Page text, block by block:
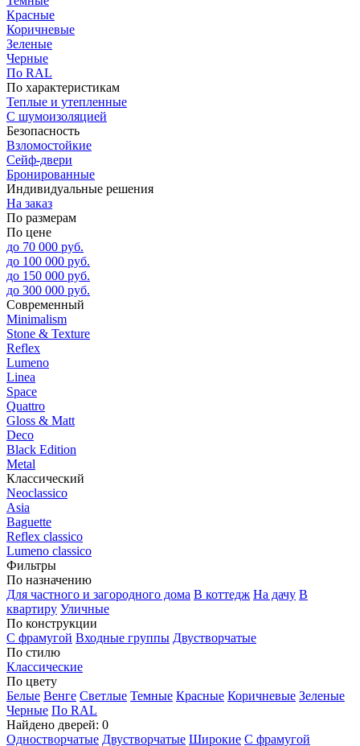
Красные
Коричневые
Зеленые
Черные
По RAL
По характеристикам
Теплые и утепленные
С шумоизоляцией
Безопасность
Взломостойкие
Сейф-двери
Бронированные
Индивидуальные решения
На заказ
По размерам
По цене
до 70 000 руб.
до 100 000 руб.
до 150 000 руб.
до 300 000 руб.
Современный
Minimalism
Stone & Texture
Reflex
Lumeno
Linea
Space
Quattro
Gloss & Matt
Deco
Black Edition
Metal
Классический
Neoclassico
Asia
Baguette
Reflex classico
Lumeno classico
Фильтры
По назначению
Для частного и загородного дома В коттедж На дачу В
квартиру Уличные
По конструкции
С фрамугой Входные группы Двустворчатые
По стилю
Классические
По цвету
Белые Венге Светлые Темные Красные Коричневые Зеленые
Черные По RAL
Найдено дверей: 0
Одностворчатые Двустворчатые Широкие С фрамугой